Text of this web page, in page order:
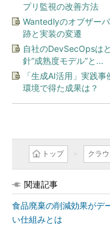
プリ監視の改善方法
Wantedlyのオブザー
跡と実装の変遷
自社のDevSecOpsは
針“成熟度モデル”と...
「生成AI活用」実践
環境で得た成果は？
トップ クラ
関連記事
食品廃棄の削減効果がデ
い仕組みとは